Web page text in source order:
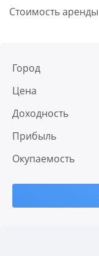
Стоимость аренды
Город
Цена
Доходность
Прибыль
Окупаемость